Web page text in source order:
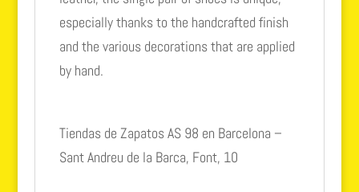
especially thanks to the handcrafted finish
and the various decorations that are applied
by hand.
Tiendas de Zapatos AS 98 en Barcelona –
Sant Andreu de la Barca, Font, 10